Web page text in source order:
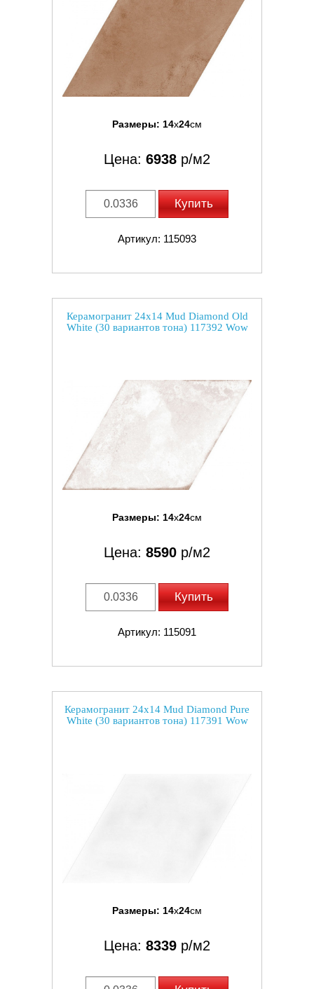
Размеры: 14x24см
Цена: 6938 р/м2
Купить
Артикул: 115093
Керамогранит 24x14 Mud Diamond Old
White (30 вариантов тона) 117392 Wow
Размеры: 14x24см
Цена: 8590 р/м2
Купить
Артикул: 115091
Керамогранит 24x14 Mud Diamond Pure
White (30 вариантов тона) 117391 Wow
Размеры: 14x24см
Цена: 8339 р/м2